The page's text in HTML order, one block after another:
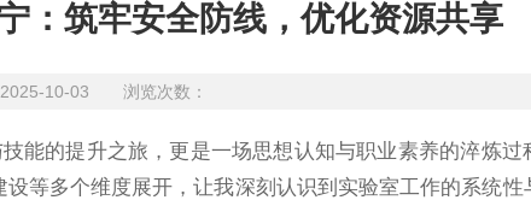
：筑牢安全防线，优化资源共享
10-03 浏览次数：
能的提升之旅，更是一场思想认知与职业素养的淬炼过
等多个维度展开，让我深刻认识到实验室工作的系统性